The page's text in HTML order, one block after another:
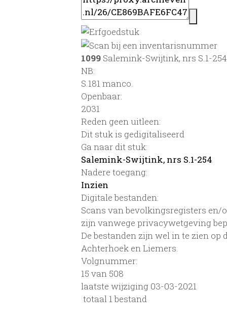
1099 Salemink-Swijtink, nrs S.1-254
NB:
S.181 manco.
Openbaar:
2031
Reden geen uitleen:
Dit stuk is gedigitaliseerd
Ga naar dit stuk:
Salemink-Swijtink, nrs S.1-254
Nadere toegang:
Inzien
Digitale bestanden:
Scans van bevolkingsregisters en/
zijn vanwege privacywetgeving
De bestanden zijn wel in te zien
Achterhoek en Liemers.
Volgnummer:
15 van 508
laatste wijziging 03-03-2021
totaal 1 bestand